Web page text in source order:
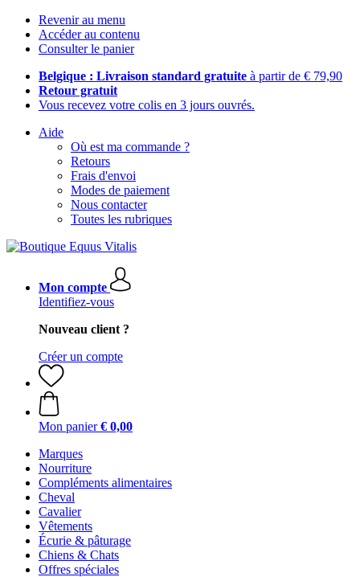
Revenir au menu
Accéder au contenu
Consulter le panier
Belgique : Livraison standard gratuite à partir de € 79,90
Retour gratuit
Vous recevez votre colis en 3 jours ouvrés.
Aide
Où est ma commande ?
Retours
Frais d'envoi
Modes de paiement
Nous contacter
Toutes les rubriques
Mon compte
Identifiez-vous
Nouveau client ?
Créer un compte
Mon panier € 0,00
Marques
Nourriture
Compléments alimentaires
Cheval
Cavalier
Vêtements
Écurie & pâturage
Chiens & Chats
Offres spéciales